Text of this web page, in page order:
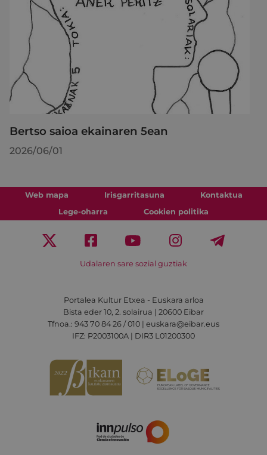
Bertso saioa ekainaren 5ean
2026/06/01
Web mapa Irisgarritasuna
Kontaktua
Lege-oharra
Cookien politika
Udalaren sare sozial guztiak
Portalea Kultur Etxea - Euskara arloa
Bista eder 10, 2. solairua | 20600 Eibar
Tfnoa.: 943 70 84 26 / 010 | euskara@eibar.eus
IFZ: P2003100A | DIR3 L01200300